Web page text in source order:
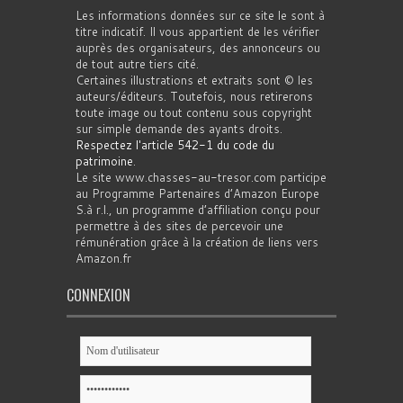
Les informations données sur ce site le sont à
titre indicatif. Il vous appartient de les vérifier
auprès des organisateurs, des annonceurs ou
de tout autre tiers cité.
Certaines illustrations et extraits sont © les
auteurs/éditeurs. Toutefois, nous retirerons
toute image ou tout contenu sous copyright
sur simple demande des ayants droits.
Respectez l'article 542-1 du code du
patrimoine.
Le site www.chasses-au-tresor.com participe
au Programme Partenaires d’Amazon Europe
S.à r.l., un programme d’affiliation conçu pour
permettre à des sites de percevoir une
rémunération grâce à la création de liens vers
Amazon.fr
CONNEXION